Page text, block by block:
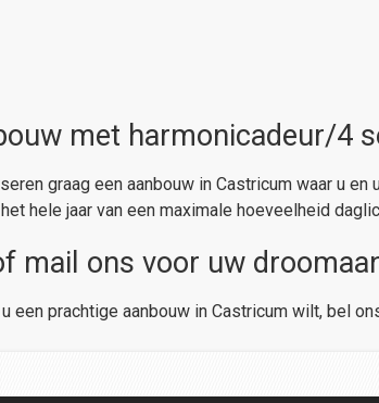
met harmonicadeur/4
graag een aanbouw in Castricum waar u
hele jaar van een maximale hoeveelheid
mail ons voor uw
een prachtige aanbouw in Castricum wilt, bel